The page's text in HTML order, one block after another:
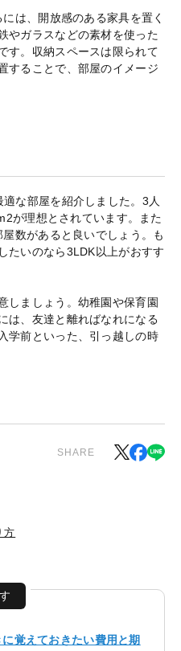
は、開放感のある家具を置く
やガラスなどの素材を使った
す。収納スペースは限られて
することで、部屋のイメージ
な部屋を紹介しました。3人
が理想とされています。また
数があると良いでしょう。も
たいのなら3LDK以上がおすす
しましょう。幼稚園や保育園
は、友達と離ればなれになる
学前といった、引っ越しの時
SHARE
方
覚えておきたい費用と期